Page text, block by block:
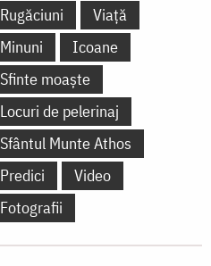
Rugăciuni
Viață
Minuni
Icoane
Sfinte moaște
Locuri de pelerinaj
Sfântul Munte Athos
Predici
Video
Fotografii